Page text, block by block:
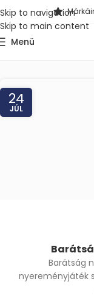
Skip to navigation
Skip to main content
Menü
24
JÚL
Barátság
nyereményjáték